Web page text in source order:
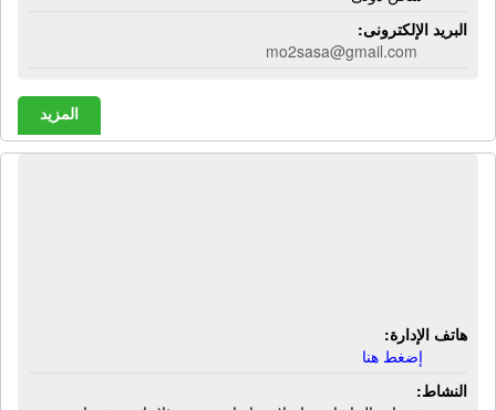
البريد الإلكترونى:
mo2sasa@gmail.com
المزيد
هاتف الإدارة:
إضغط هنا
النشاط: